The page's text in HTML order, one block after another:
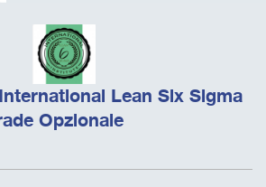
Lean Six Sigma
Opzionale